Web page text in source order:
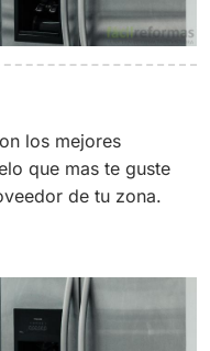
los mejores
que mas te guste
de tu zona.